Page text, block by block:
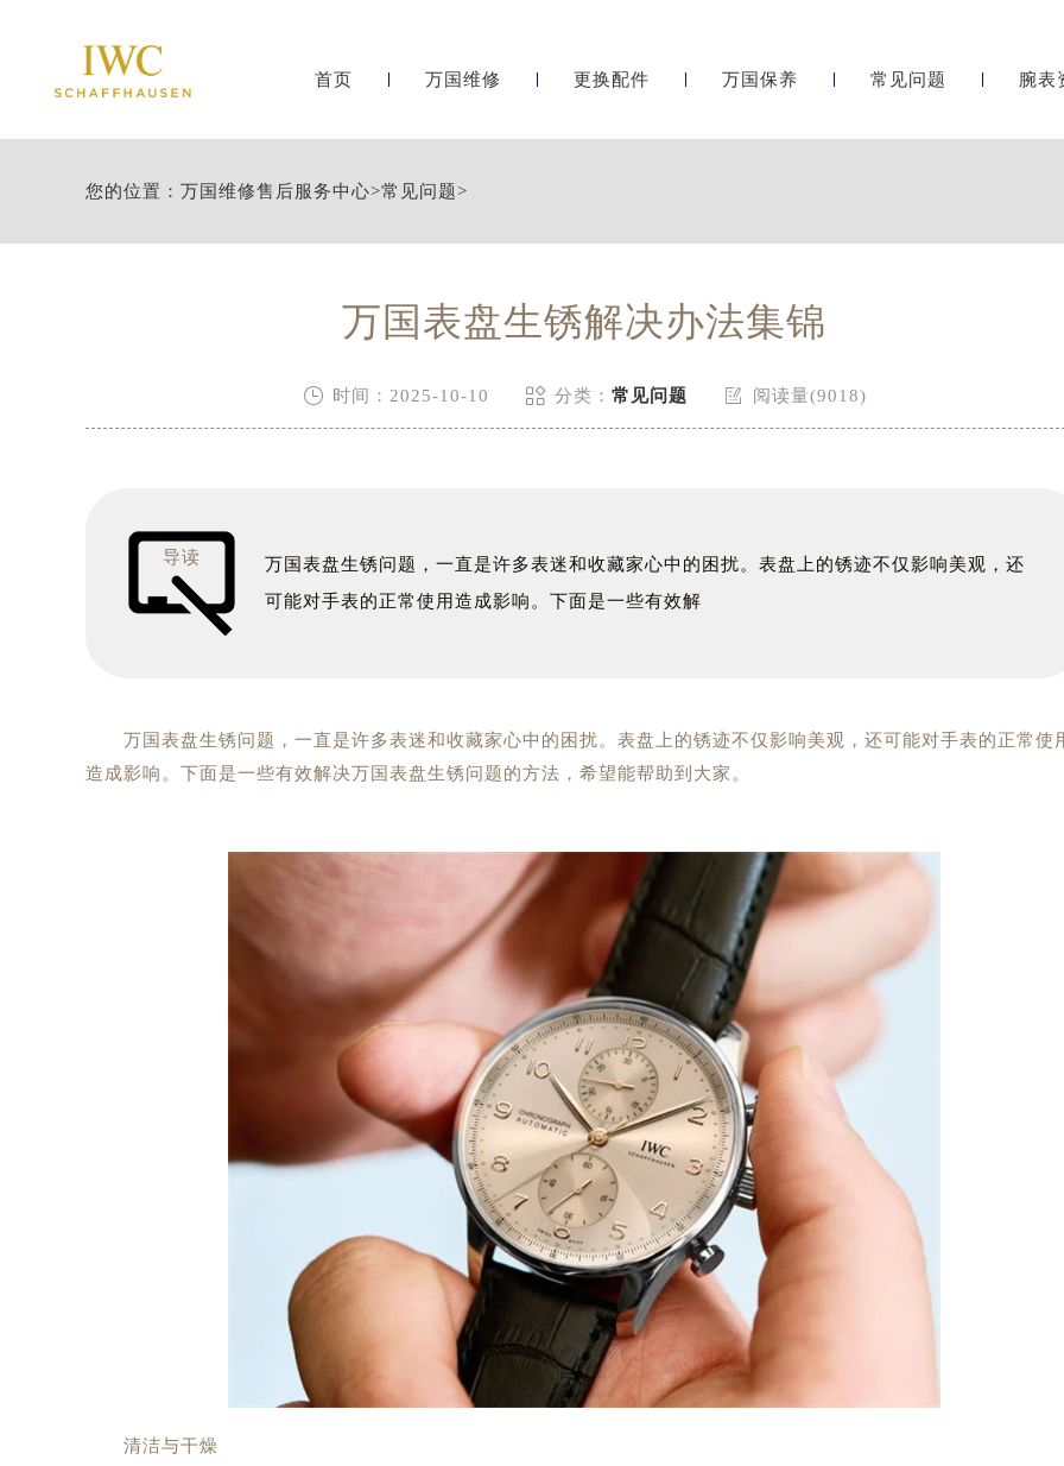
首页 万国维修 更换配件 万国保养 常见问题 腕表
您的位置： 万国维修售后服务中心>常见问题>
万国表盘生锈解决办法集锦
 时间：2025-10-10  分类： 常见问题  阅读量(9018)
导读
万国表盘生锈问题，一直是许多表迷和收藏家心中的困扰。表盘上的锈迹不仅影响美观，还
可能对手表的正常使用造成影响。下面是一些有效解
万国表盘生锈问题，一直是许多表迷和收藏家心中的困扰。表盘上的锈迹不仅影响美观，还可能对手表的正常使
造成影响。下面是一些有效解决万国表盘生锈问题的方法，希望能帮助到大家。
清洁与干燥